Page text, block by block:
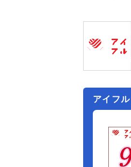
アイフル